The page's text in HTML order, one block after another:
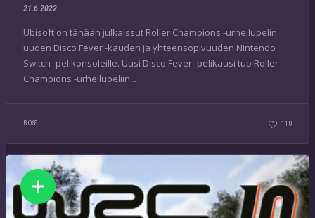
21.6.2022
Ubisoft on tänään julkaissut Roller Champions -urheilupelin
uuden Disco Fever -kauden ja yhteensopivuuden Nintendo
Switch -pelikonsoleille. Uusi Disco Fever -pelikausi tuo Roller
Champions -urheilupeliin...
BOSS 118